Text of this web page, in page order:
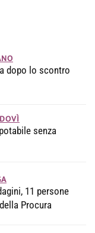
dopo lo scontro
senza
11 persone
Procura